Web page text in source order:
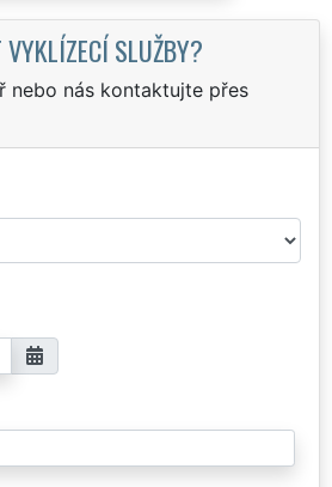
SLUŽBY?
nebo nás kontaktujte přes